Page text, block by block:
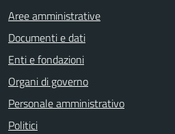
Aree amministrative
Documenti e dati
Enti e fondazioni
Organi di governo
Personale amministrativo
Politici